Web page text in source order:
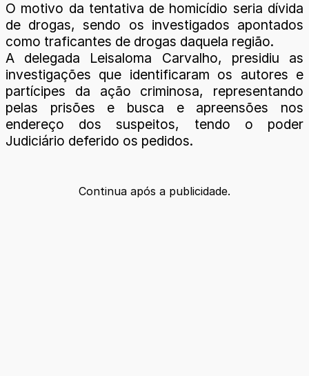
O motivo da tentativa de homicídio seria dívida
de drogas, sendo os investigados apontados
como traficantes de drogas daquela região.
A delegada Leisaloma Carvalho, presidiu as
investigações que identificaram os autores e
partícipes da ação criminosa, representando
pelas prisões e busca e apreensões nos
endereço dos suspeitos, tendo o poder
Judiciário deferido os pedidos.
Continua após a publicidade.